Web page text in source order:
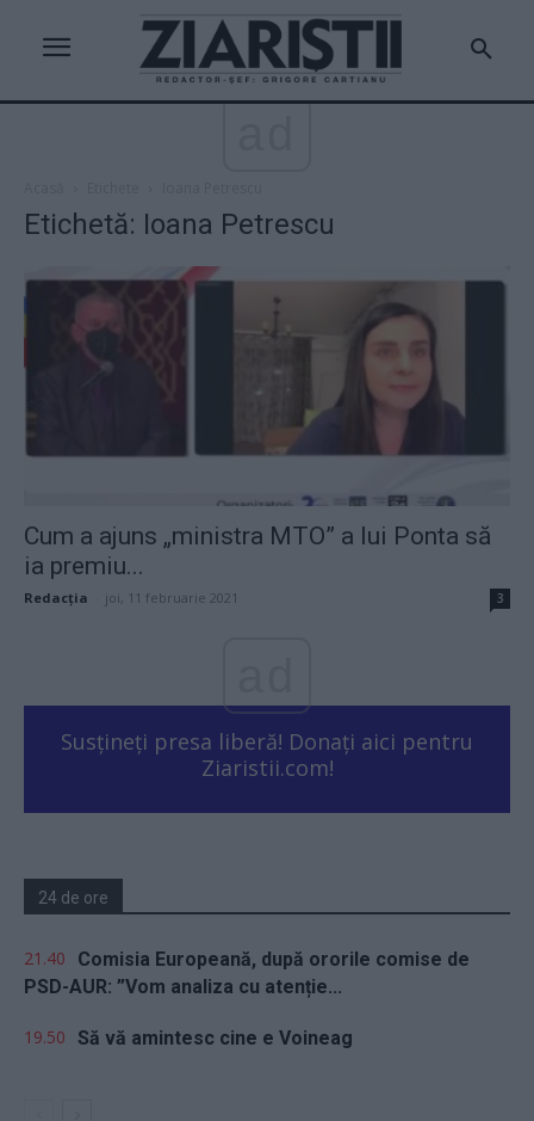
Etichetă: Ioana Petrescu
Cum a ajuns „ministra MTO” a lui Ponta să
ia premiu...
Redacţia joi, 11 februarie 2021 3
Susțineți presa liberă! Donați aici pentru
Ziaristii.com!
24 de ore
21.40
Comisia Europeană, după ororile comise de
PSD-AUR: ”Vom analiza cu atenție...
19.50 Să vă amintesc cine e Voineag